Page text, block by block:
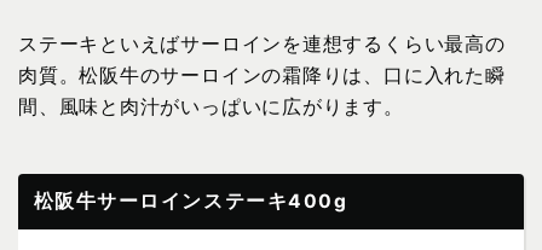
ステーキといえばサーロインを連想するくらい最高の
肉質。松阪牛のサーロインの霜降りは、口に入れた瞬
間、風味と肉汁がいっぱいに広がります。
松阪牛サーロインステーキ400g